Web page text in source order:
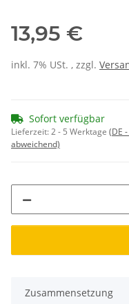
13,95 €
inkl. 7% USt. , zzgl.
Sofort verfügbar
Lieferzeit:2 - 5 Werktage (DE
abweichend)
Zusammensetzung